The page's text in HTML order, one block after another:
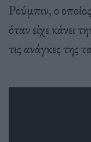
Ρούμπιν, ο
όταν είχε
τις ανάγκες